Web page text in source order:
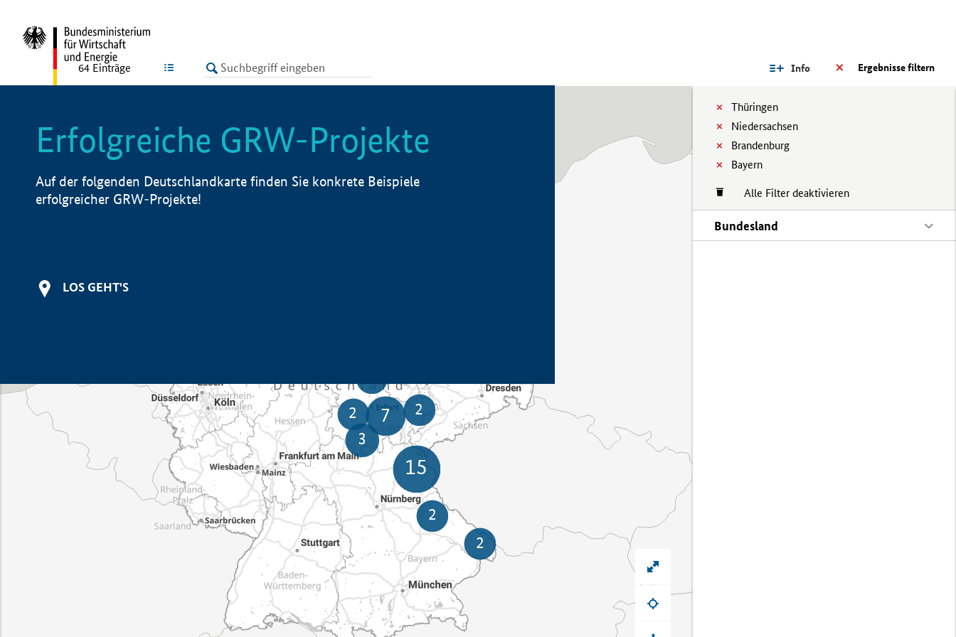
LISTE Ergebnisse filtern
Info
Thüringen
Niedersachsen
Brandenburg
Bayern
Alle Filter deaktivieren
Bundesland
64 Einträge
Erfolgreiche GRW-Projekte
Auf der folgenden Deutschlandkarte finden Sie konkrete Beispiele
erfolgreicher GRW-Projekte!
LOS GEHT'S